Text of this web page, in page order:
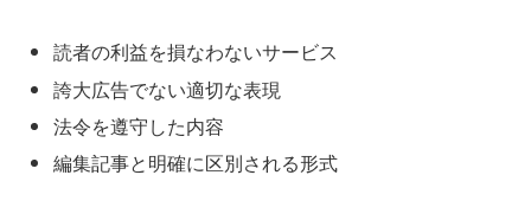
読者の利益を損なわないサービス
誇大広告でない適切な表現
法令を遵守した内容
編集記事と明確に区別される形式